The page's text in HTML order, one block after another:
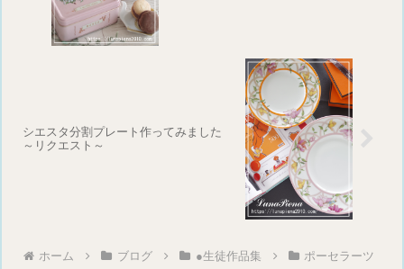
シエスタ分割プレート作ってみました
～リクエスト～
ホーム ブログ ●生徒作品集
ポーセラーツ